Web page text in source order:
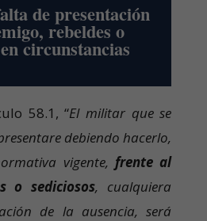
de presentación
rebeldes o
circunstancias
58.1, “El militar que se
debiendo hacerlo,
vigente, frente al
o sediciosos, cualquiera
de la ausencia, será